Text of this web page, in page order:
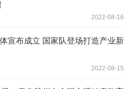
2022-08-16
宣布成立 国家队登场打造产业新
2022-08-15